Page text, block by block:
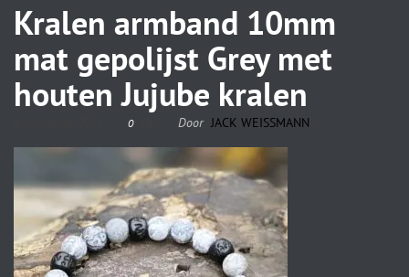
Kralen armband 10mm
mat gepolijst Grey met
houten Jujube kralen
0 Door JACK WEISSMANN